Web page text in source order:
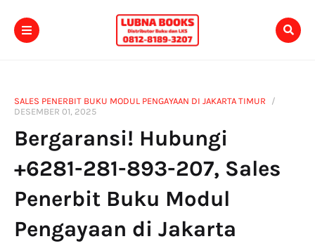
SALES PENERBIT BUKU MODUL PENGAYAAN DI JAKARTA TIMUR
DESEMBER 01, 2025
Bergaransi! Hubungi
+6281-281-893-207, Sales
Penerbit Buku Modul
Pengayaan di Jakarta